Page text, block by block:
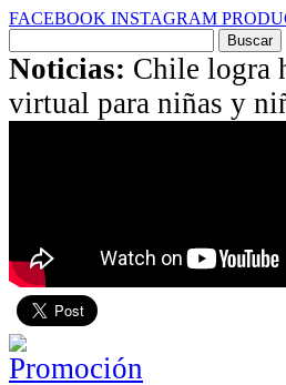
FACEBOOK INSTAGRAM
por:
Noticias: Chile logra
virtual para niñas y